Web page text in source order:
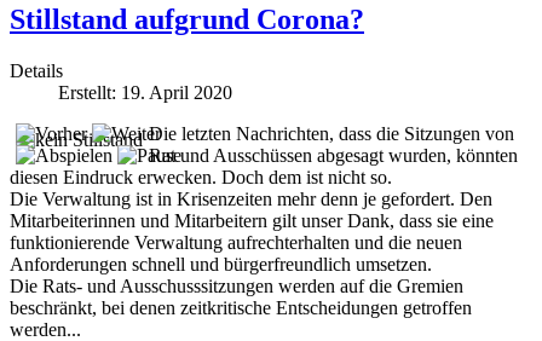
Stillstand aufgrund Corona?
Details
Erstellt: 19. April 2020
Die letzten Nachrichten, dass die Sitzungen von
Rat und Ausschüssen abgesagt wurden, könnten
diesen Eindruck erwecken. Doch dem ist nicht so.
Die Verwaltung ist in Krisenzeiten mehr denn je gefordert. Den
Mitarbeiterinnen und Mitarbeitern gilt unser Dank, dass sie eine
funktionierende Verwaltung aufrechterhalten und die neuen
Anforderungen schnell und bürgerfreundlich umsetzen.
Die Rats- und Ausschusssitzungen werden auf die Gremien
beschränkt, bei denen zeitkritische Entscheidungen getroffen
werden...